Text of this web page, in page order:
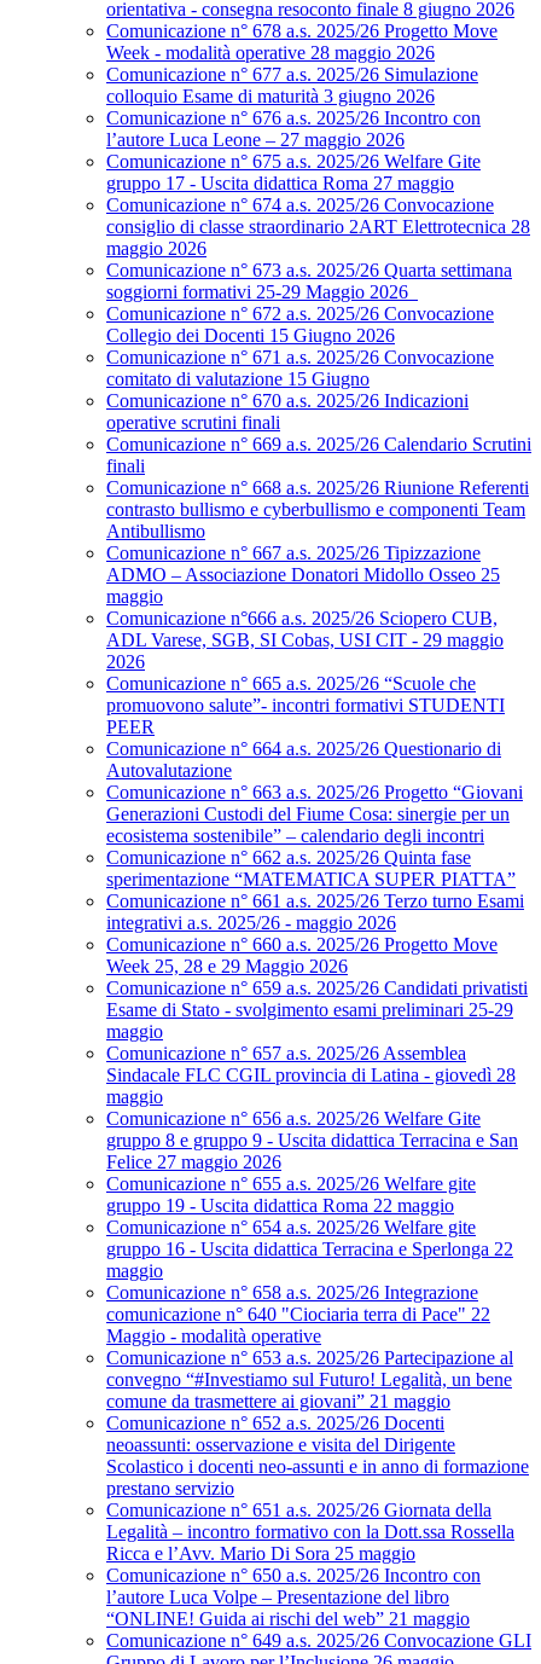
orientativa - consegna resoconto finale 8 giugno 2026
Comunicazione n° 678 a.s. 2025/26 Progetto Move
Week - modalità operative 28 maggio 2026
Comunicazione n° 677 a.s. 2025/26 Simulazione
colloquio Esame di maturità 3 giugno 2026
Comunicazione n° 676 a.s. 2025/26 Incontro con
l’autore Luca Leone – 27 maggio 2026
Comunicazione n° 675 a.s. 2025/26 Welfare Gite
gruppo 17 - Uscita didattica Roma 27 maggio
Comunicazione n° 674 a.s. 2025/26 Convocazione
consiglio di classe straordinario 2ART Elettrotecnica 28
maggio 2026
Comunicazione n° 673 a.s. 2025/26 Quarta settimana
soggiorni formativi 25-29 Maggio 2026
Comunicazione n° 672 a.s. 2025/26 Convocazione
Collegio dei Docenti 15 Giugno 2026
Comunicazione n° 671 a.s. 2025/26 Convocazione
comitato di valutazione 15 Giugno
Comunicazione n° 670 a.s. 2025/26 Indicazioni
operative scrutini finali
Comunicazione n° 669 a.s. 2025/26 Calendario Scrutini
finali
Comunicazione n° 668 a.s. 2025/26 Riunione Referenti
contrasto bullismo e cyberbullismo e componenti Team
Antibullismo
Comunicazione n° 667 a.s. 2025/26 Tipizzazione
ADMO – Associazione Donatori Midollo Osseo 25
maggio
Comunicazione n°666 a.s. 2025/26 Sciopero CUB,
ADL Varese, SGB, SI Cobas, USI CIT - 29 maggio
2026
Comunicazione n° 665 a.s. 2025/26 “Scuole che
promuovono salute”- incontri formativi STUDENTI
PEER
Comunicazione n° 664 a.s. 2025/26 Questionario di
Autovalutazione
Comunicazione n° 663 a.s. 2025/26 Progetto “Giovani
Generazioni Custodi del Fiume Cosa: sinergie per un
ecosistema sostenibile” – calendario degli incontri
Comunicazione n° 662 a.s. 2025/26 Quinta fase
sperimentazione “MATEMATICA SUPER PIATTA”
Comunicazione n° 661 a.s. 2025/26 Terzo turno Esami
integrativi a.s. 2025/26 - maggio 2026
Comunicazione n° 660 a.s. 2025/26 Progetto Move
Week 25, 28 e 29 Maggio 2026
Comunicazione n° 659 a.s. 2025/26 Candidati privatisti
Esame di Stato - svolgimento esami preliminari 25-29
maggio
Comunicazione n° 657 a.s. 2025/26 Assemblea
Sindacale FLC CGIL provincia di Latina - giovedì 28
maggio
Comunicazione n° 656 a.s. 2025/26 Welfare Gite
gruppo 8 e gruppo 9 - Uscita didattica Terracina e San
Felice 27 maggio 2026
Comunicazione n° 655 a.s. 2025/26 Welfare gite
gruppo 19 - Uscita didattica Roma 22 maggio
Comunicazione n° 654 a.s. 2025/26 Welfare gite
gruppo 16 - Uscita didattica Terracina e Sperlonga 22
maggio
Comunicazione n° 658 a.s. 2025/26 Integrazione
comunicazione n° 640 "Ciociaria terra di Pace" 22
Maggio - modalità operative
Comunicazione n° 653 a.s. 2025/26 Partecipazione al
convegno “#Investiamo sul Futuro! Legalità, un bene
comune da trasmettere ai giovani” 21 maggio
Comunicazione n° 652 a.s. 2025/26 Docenti
neoassunti: osservazione e visita del Dirigente
Scolastico i docenti neo-assunti e in anno di formazione
prestano servizio
Comunicazione n° 651 a.s. 2025/26 Giornata della
Legalità – incontro formativo con la Dott.ssa Rossella
Ricca e l’Avv. Mario Di Sora 25 maggio
Comunicazione n° 650 a.s. 2025/26 Incontro con
l’autore Luca Volpe – Presentazione del libro
“ONLINE! Guida ai rischi del web” 21 maggio
Comunicazione n° 649 a.s. 2025/26 Convocazione GLI